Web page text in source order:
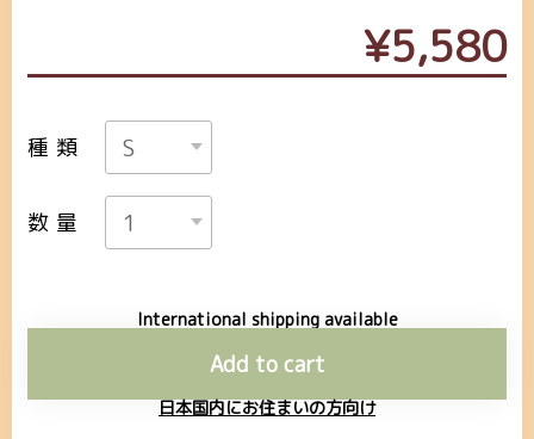
¥5,580
種類
数量
International shipping available
Add to cart
日本国内にお住まいの方向け